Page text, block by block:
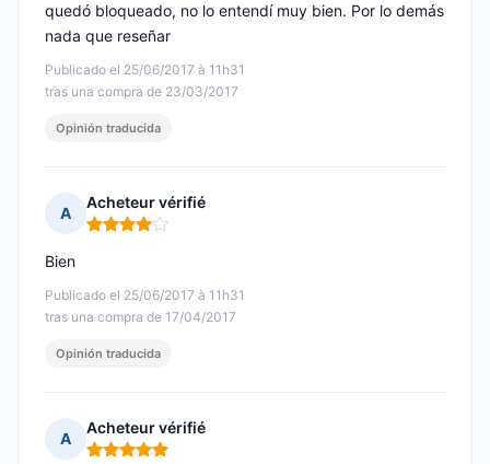
Publicado el 25/06/2017 à 11h31
tras una compra de 23/03/2017
quedó bloqueado, no lo entendí muy bien. Por lo demás
nada que reseñar
Opinión traducida
A
Acheteur vérifié
Nota: 4 de 5
Publicado el 25/06/2017 à 11h31
tras una compra de 17/04/2017
Bien
Opinión traducida
A
Acheteur vérifié
Nota: 5 de 5